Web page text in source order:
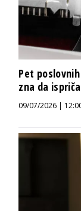
Pet
zna da ispriča
09/07/2026 |